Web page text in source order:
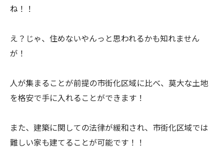
ね！！
え？じゃ、住めないやんっと思われるかも知れません
が！
人が集まることが前提の市街化区域に比べ、莫大な土地
を格安で手に入れることができます！
また、建築に関しての法律が緩和され、市街化区域では
難しい家も建てることが可能です！！